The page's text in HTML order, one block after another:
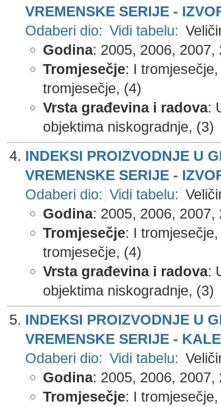
VREMENSKE SERIJE -
Odaberi dio: Vidi tabelu:
Godina: 2005, 2006,
Tromjesečje: I
tromjesečje, (4)
Vrsta građevina i radova:
objektima niskogradnje, (3)
INDEKSI PROIZVODNJE U
VREMENSKE SERIJE -
Odaberi dio: Vidi tabelu:
Godina: 2005, 2006,
Tromjesečje: I
tromjesečje, (4)
Vrsta građevina i radova:
objektima niskogradnje, (3)
INDEKSI PROIZVODNJE U
VREMENSKE SERIJE -
Odaberi dio: Vidi tabelu:
Godina: 2005, 2006,
Tromjesečje: I